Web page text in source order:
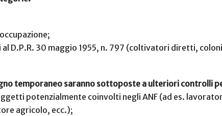
D.P.R. 30 maggio 1955, n. 797 (coltivatori diretti,
temporaneo saranno sottoposte a ulteriori controlli
potenzialmente coinvolti negli ANF (ad es.
agricolo, ecc.);